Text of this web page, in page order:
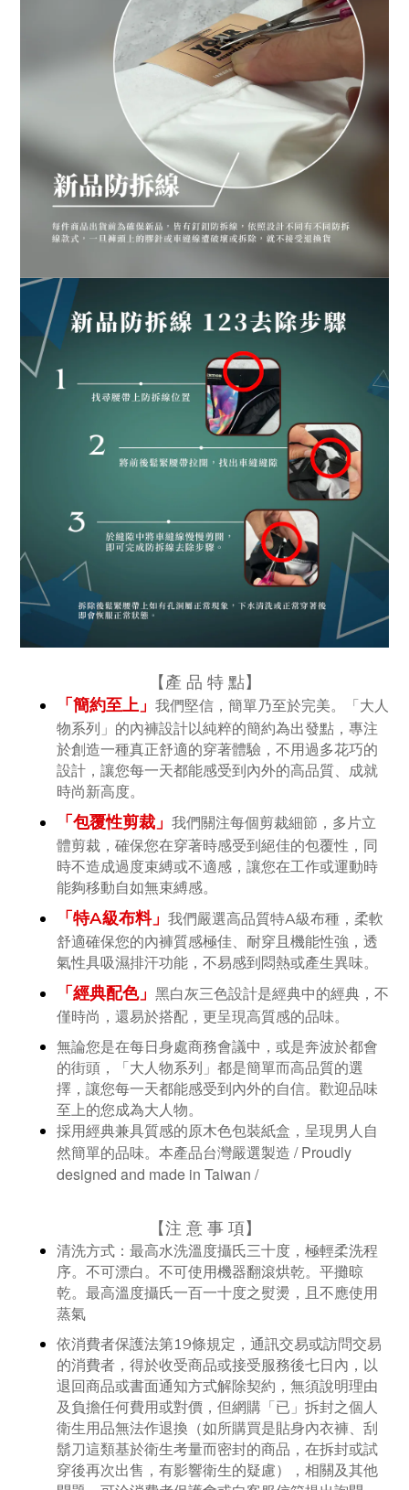
【產 品 特 點】
「簡約至上」 我們堅信，簡單乃至於完美。「大人
物系列」的內褲設計以純粹的簡約為出發點，專注
於創造一種真正舒適的穿著體驗，不用過多花巧的
設計，讓您每一天都能感受到內外的高品質、成就
時尚新高度。
「包覆性剪裁」 我們關注每個剪裁細節，多片立
體剪裁，確保您在穿著時感受到絕佳的包覆性，同
時不造成過度束縛或不適感，讓您在工作或運動時
能夠移動自如無束縛感。
「特A級布料」 我們嚴選高品質特A級布種，柔軟
舒適確保您的內褲質感極佳、耐穿且機能性強，透
氣性具吸濕排汗功能，不易感到悶熱或產生異味。
「經典配色」 黑白灰三色設計是經典中的經典，不
僅時尚，還易於搭配，更呈現高質感的品味。
無論您是在每日身處商務會議中，或是奔波於都會
的街頭，「大人物系列」都是簡單而高品質的選
擇，讓您每一天都能感受到內外的自信。歡迎品味
至上的您成為大人物。
採用經典兼具質感的原木色包裝紙盒，呈現男人自
然簡單的品味。本產品台灣嚴選製造 / Proudly
designed and made in Taiwan /
【注 意 事 項】
清洗方式： 最高水洗溫度攝氏三十度，極輕柔洗程
序。不可漂白。不可使用機器翻滾烘乾。平攤晾
乾。最高溫度攝氏一百一十度之熨燙，且不應使用
蒸氣
依消費者保護法第19條規定，通訊交易或訪問交易
的消費者，得於收受商品或接受服務後七日內，以
退回商品或書面通知方式解除契約，無須說明理由
及負擔任何費用或對價，但網購「已」拆封之個人
衛生用品無法作退換（如所購買是貼身內衣褲、刮
鬍刀這類基於衛生考量而密封的商品，在拆封或試
穿後再次出售，有影響衛生的疑慮），相關及其他